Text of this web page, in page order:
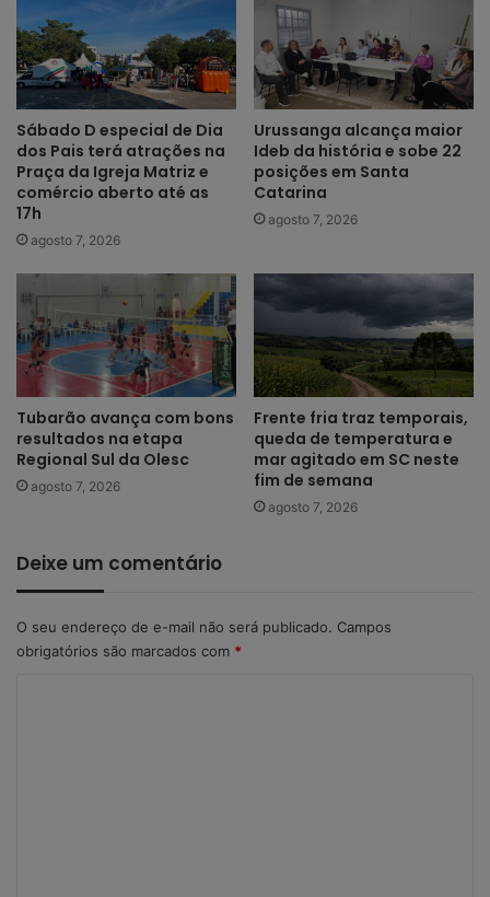
Sábado D especial de Dia
dos Pais terá atrações na
Praça da Igreja Matriz e
comércio aberto até as
17h
agosto 7, 2026
Urussanga alcança maior
Ideb da história e sobe 22
posições em Santa
Catarina
agosto 7, 2026
Tubarão avança com bons
resultados na etapa
Regional Sul da Olesc
agosto 7, 2026
Frente fria traz temporais,
queda de temperatura e
mar agitado em SC neste
fim de semana
agosto 7, 2026
Deixe um comentário
O seu endereço de e-mail não será publicado. Campos
obrigatórios são marcados com *